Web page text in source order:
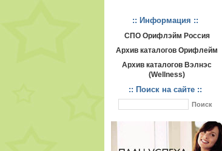
:: Информация ::
СПО Орифлэйм Россия
Архив каталогов Орифлейм
Архив каталогов Вэлнэс
(Wellness)
:: Поиск на сайте ::